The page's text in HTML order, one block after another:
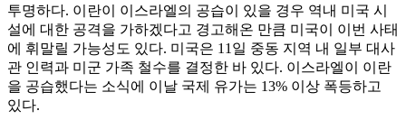
투명하다. 이란이 이스라엘의 공습이 있을 경우 역내 미국 시
설에 대한 공격을 가하겠다고 경고해온 만큼 미국이 이번 사태
에 휘말릴 가능성도 있다. 미국은 11일 중동 지역 내 일부 대사
관 인력과 미군 가족 철수를 결정한 바 있다. 이스라엘이 이란
을 공습했다는 소식에 이날 국제 유가는 13% 이상 폭등하고
있다.